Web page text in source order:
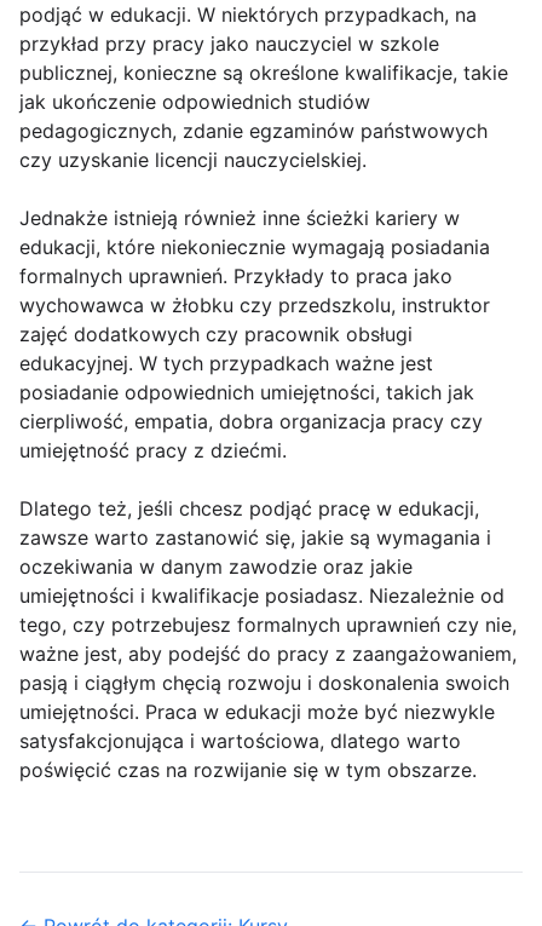
podjąć w edukacji. W niektórych przypadkach, na
przykład przy pracy jako nauczyciel w szkole
publicznej, konieczne są określone kwalifikacje, takie
jak ukończenie odpowiednich studiów
pedagogicznych, zdanie egzaminów państwowych
czy uzyskanie licencji nauczycielskiej.
Jednakże istnieją również inne ścieżki kariery w
edukacji, które niekoniecznie wymagają posiadania
formalnych uprawnień. Przykłady to praca jako
wychowawca w żłobku czy przedszkolu, instruktor
zajęć dodatkowych czy pracownik obsługi
edukacyjnej. W tych przypadkach ważne jest
posiadanie odpowiednich umiejętności, takich jak
cierpliwość, empatia, dobra organizacja pracy czy
umiejętność pracy z dziećmi.
Dlatego też, jeśli chcesz podjąć pracę w edukacji,
zawsze warto zastanowić się, jakie są wymagania i
oczekiwania w danym zawodzie oraz jakie
umiejętności i kwalifikacje posiadasz. Niezależnie od
tego, czy potrzebujesz formalnych uprawnień czy nie,
ważne jest, aby podejść do pracy z zaangażowaniem,
pasją i ciągłym chęcią rozwoju i doskonalenia swoich
umiejętności. Praca w edukacji może być niezwykle
satysfakcjonująca i wartościowa, dlatego warto
poświęcić czas na rozwijanie się w tym obszarze.